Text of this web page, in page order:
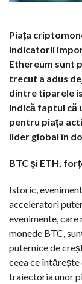
Piața
indicatorii
Ethereum sunt
trecut a adus
dintre tiparele
indică faptul că
pentru piața
lider global în
BTC și ETH,
Istoric,
acceleratori
evenimente,
monede BTC,
puternice de
ceea ce
traiectoria unor